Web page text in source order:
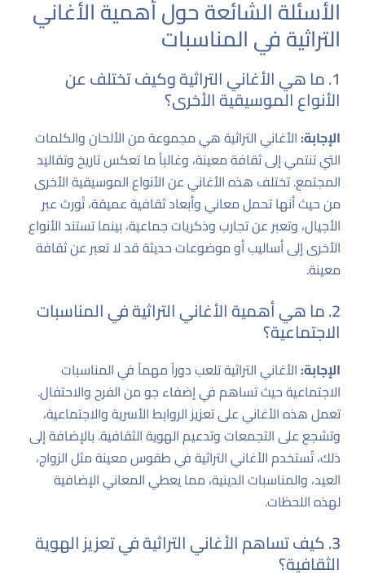
الأسئلة الشائعة حول أهمية الأغاني
التراثية في المناسبات
1. ما هي الأغاني التراثية وكيف تختلف عن
الأنواع الموسيقية الأخرى؟
الإجابة:الأغاني التراثية هي مجموعة من الألحان والكلمات
التي تنتمي إلى ثقافة معينة، وغالباً ما تعكس تاريخ وتقاليد
المجتمع. تختلف هذه الأغاني عن الأنواع الموسيقية الأخرى
من حيث أنها تحمل معاني وأبعاد ثقافية عميقة، تُورث عبر
الأجيال، وتعبر عن تجارب وذكريات جماعية، بينما تستند الأنواع
الأخرى إلى أساليب أو موضوعات حديثة قد لا تعبر عن ثقافة
معينة.
2. ما هي أهمية الأغاني التراثية في المناسبات
الاجتماعية؟
الإجابة:الأغاني التراثية تلعب دوراً مهماً في المناسبات
الاجتماعية حيث تساهم في إضفاء جو من الفرح والاحتفال.
تعمل هذه الأغاني على تعزيز الروابط الأسرية والاجتماعية،
وتشجع على التجمعات وتدعيم الهوية الثقافية. بالإضافة إلى
ذلك، تُستخدم الأغاني التراثية في طقوس معينة مثل الزواج،
العيد، والمناسبات الدينية، مما يعطي المعاني الإضافية
لهذه اللحظات.
3. كيف تساهم الأغاني التراثية في تعزيز الهوية
الثقافية؟